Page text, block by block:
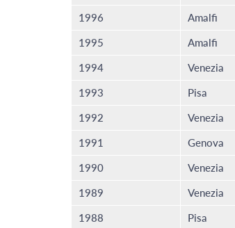
1996
Amalfi
1995
Amalfi
1994
Venezia
1993
Pisa
1992
Venezia
1991
Genova
1990
Venezia
1989
Venezia
1988
Pisa